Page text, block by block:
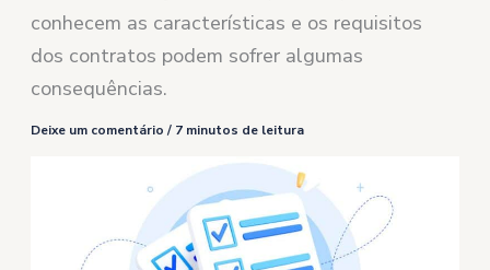
conhecem as características e os requisitos
dos contratos podem sofrer algumas
consequências.
Deixe um comentário / 7 minutos de leitura